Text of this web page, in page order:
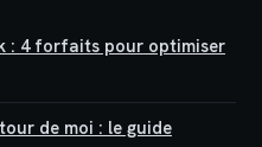
: 4 forfaits pour optimiser
de moi : le guide